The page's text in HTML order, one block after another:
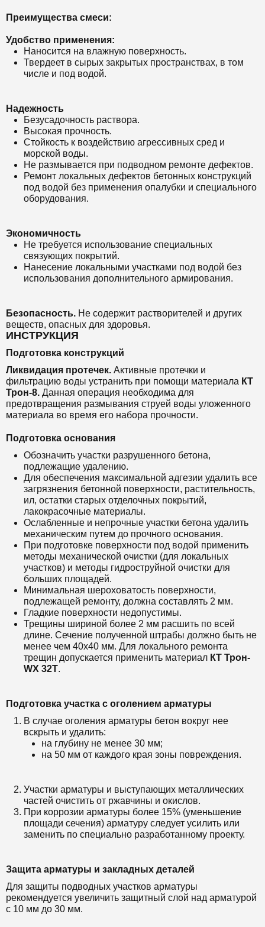
Преимущества смеси:
Удобство применения:
Наносится на влажную поверхность.
Твердеет в сырых закрытых пространствах, в том
числе и под водой.
Надежность
Безусадочность раствора.
Высокая прочность.
Стойкость к воздействию агрессивных сред и
морской воды.
Не размывается при подводном ремонте дефектов.
Ремонт локальных дефектов бетонных конструкций
под водой без применения опалубки и специального
оборудования.
Экономичность
Не требуется использование специальных
связующих покрытий.
Нанесение локальными участками под водой без
использования дополнительного армирования.
Безопасность. Не содержит растворителей и других
веществ, опасных для здоровья.
ИНСТРУКЦИЯ
Подготовка конструкций
Ликвидация протечек. Активные протечки и
фильтрацию воды устранить при помощи материала КТ
Трон-8. Данная операция необходима для
предотвращения размывания струей воды уложенного
материала во время его набора прочности.
Подготовка основания
Обозначить участки разрушенного бетона,
подлежащие удалению.
Для обеспечения максимальной адгезии удалить все
загрязнения бетонной поверхности, растительность,
ил, остатки старых отделочных покрытий,
лакокрасочные материалы.
Ослабленные и непрочные участки бетона удалить
механическим путем до прочного основания.
При подготовке поверхности под водой применить
методы механической очистки (для локальных
участков) и методы гидроструйной очистки для
больших площадей.
Минимальная шероховатость поверхности,
подлежащей ремонту, должна составлять 2 мм.
Гладкие поверхности недопустимы.
Трещины шириной более 2 мм расшить по всей
длине. Сечение полученной штрабы должно быть не
менее чем 40х40 мм. Для локального ремонта
трещин допускается применить материал КТ Трон-
WX 32T.
Подготовка участка с оголением арматуры
В случае оголения арматуры бетон вокруг нее
вскрыть и удалить:
на глубину не менее 30 мм;
на 50 мм от каждого края зоны повреждения.
Участки арматуры и выступающих металлических
частей очистить от ржавчины и окислов.
При коррозии арматуры более 15% (уменьшение
площади сечения) арматуру следует усилить или
заменить по специально разработанному проекту.
Защита арматуры и закладных деталей
Для защиты подводных участков арматуры
рекомендуется увеличить защитный слой над арматурой
с 10 мм до 30 мм.